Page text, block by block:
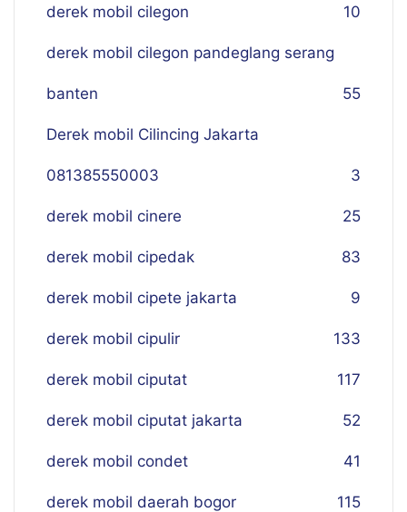
derek mobil cilegon 10
derek mobil cilegon pandeglang serang
banten 55
Derek mobil Cilincing Jakarta
081385550003 3
derek mobil cinere 25
derek mobil cipedak 83
derek mobil cipete jakarta 9
derek mobil cipulir 133
derek mobil ciputat 117
derek mobil ciputat jakarta 52
derek mobil condet 41
derek mobil daerah bogor 115